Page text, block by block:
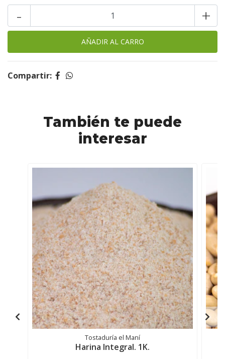
+
-
Compartir:
También te puede
interesar
Tostaduría el Maní
Harina Integral. 1K.